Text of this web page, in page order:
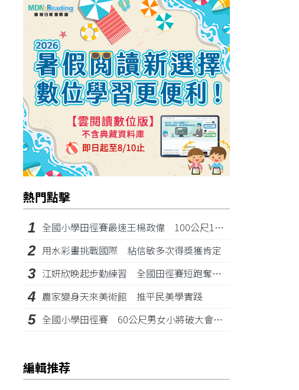
熱門點擊
1 全國小學田徑賽最速王楊政偉 100公尺11秒87奪金
2 用水彩畫挑戰國際 粘信敏多次得獎獲肯定
3 江姸欣晚起步勤練習 全國田徑賽短跑奪金摘銅
4 農家變身天來美術館 推平民美學實踐
5 全國小學田徑賽 60公尺男女小將破大會紀錄
編輯推荐